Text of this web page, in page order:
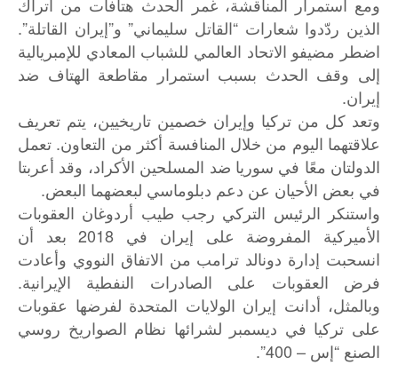
ومع استمرار المناقشة، غمر الحدث هتافات من أتراك
الذين ردّدوا شعارات “القاتل سليماني” و”إيران القاتلة”.
اضطر مضيفو الاتحاد العالمي للشباب المعادي للإمبريالية
إلى وقف الحدث بسبب استمرار مقاطعة الهتاف ضد
إيران.
وتعد كل من تركيا وإيران خصمين تاريخيين، يتم تعريف
علاقتهما اليوم من خلال المنافسة أكثر من التعاون. تعمل
الدولتان معًا في سوريا ضد المسلحين الأكراد، وقد أعربتا
في بعض الأحيان عن دعم دبلوماسي لبعضهما البعض.
واستنكر الرئيس التركي رجب طيب أردوغان العقوبات
الأميركية المفروضة على إيران في 2018 بعد أن
انسحبت إدارة دونالد ترامب من الاتفاق النووي وأعادت
فرض العقوبات على الصادرات النفطية الإيرانية.
وبالمثل، أدانت إيران الولايات المتحدة لفرضها عقوبات
على تركيا في ديسمبر لشرائها نظام الصواريخ روسي
الصنع “إس – 400”.